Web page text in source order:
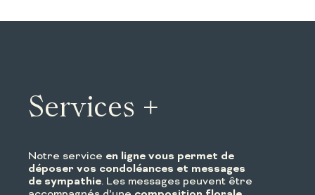
Services +
Notre service en ligne vous permet de
déposer vos condoléances et messages
de sympathie. Les messages peuvent être